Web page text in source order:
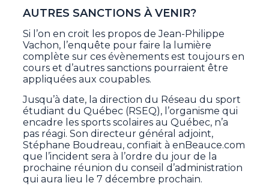
AUTRES SANCTIONS À VENIR?
Si l’on en croit les propos de Jean-Philippe
Vachon, l’enquête pour faire la lumière
complète sur ces évènements est toujours en
cours et d’autres sanctions pourraient être
appliquées aux coupables.
Jusqu’à date, la direction du Réseau du sport
étudiant du Québec (RSEQ), l’organisme qui
encadre les sports scolaires au Québec, n’a
pas réagi. Son directeur général adjoint,
Stéphane Boudreau, confiait à enBeauce.com
que l’incident sera à l’ordre du jour de la
prochaine réunion du conseil d’administration
qui aura lieu le 7 décembre prochain.